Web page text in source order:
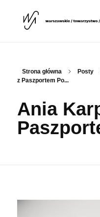
Stowarzyszenie
Dawid Ajzensztadt
Strona główna Posty
z Paszportem Po...
Ania